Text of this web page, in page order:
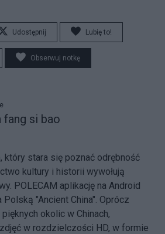
Udostępnij Lubię to!
Obserwuj notkę
fang si bao
który stara się poznać odrębność
kultury i historii wywołują
POLECAM aplikację na Android
Polską "Ancient China". Oprócz
okolic w Chinach,
w rozdzielczości HD, w formie